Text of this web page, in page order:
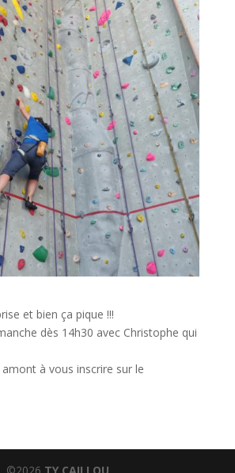
et bien ça pique !!!
dès 14h30 avec Christophe qui
à vous inscrire sur le